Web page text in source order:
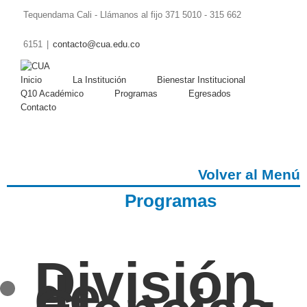
Facebook
Twitter
Tequendama Cali - Llámanos al fijo 371 5010 - 315 662
6151 contacto@cua.edu.co
Inicio La Institución
Bienestar Institucional
Q10 Académico
Programas
Egresados
Contacto
Volver al Menú
Programas
División